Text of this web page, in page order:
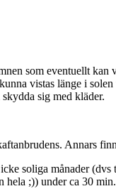
som eventuellt
vistas länge i
sig med kläder.
Annars
soliga månader
hela ;)) under ca 30 min.